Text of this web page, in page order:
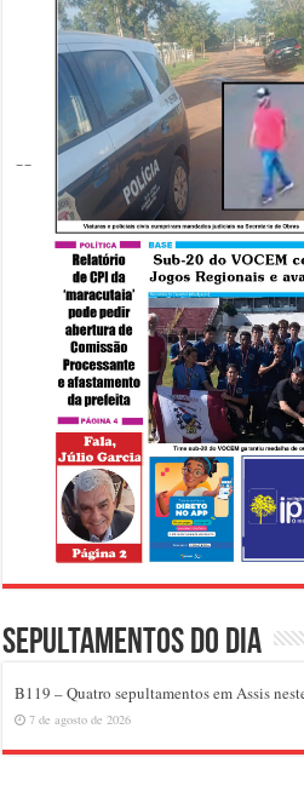
Sepultamentos do dia
B119 – Quatro sepultamentos em Assis
7 de agosto de 2026